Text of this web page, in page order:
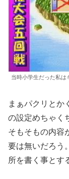
当時小学生だった私は
まぁパクリとか
の設定めちゃく
そもそもの内容
要は無いだろう
所を書く事とす